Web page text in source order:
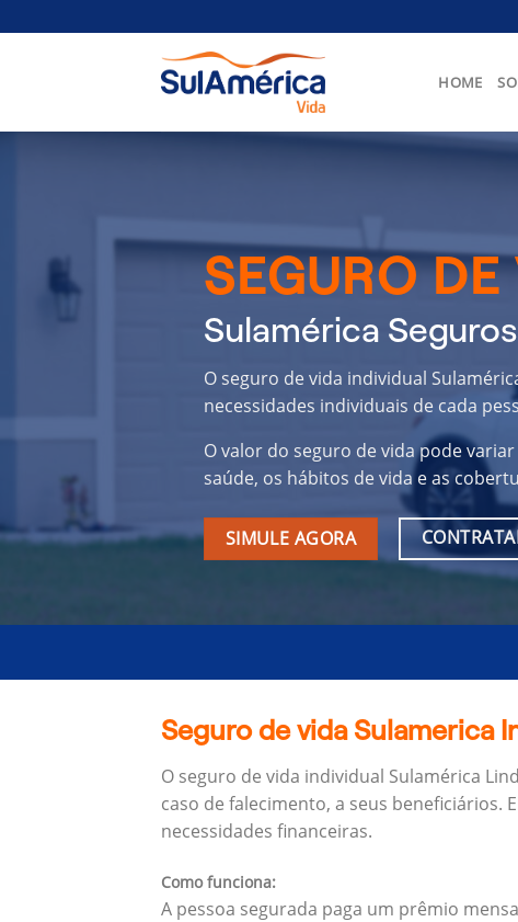
to
HOME
SEGURO
Sulamérica
O seguro de vida individual
necessidades individuais de cada
O valor do seguro de vida pode
saúde, os hábitos de vida e as
SIMULE AGORA
Seguro de vida Sulamerica
O seguro de vida individual Sulamérica
caso de falecimento, a seus beneficiários.
necessidades financeiras.
Como funciona:
A pessoa segurada paga um prêmio